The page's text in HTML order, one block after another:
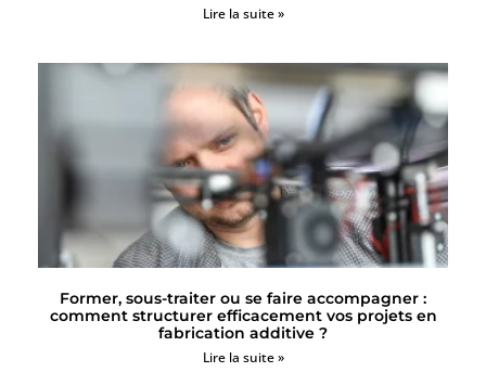
Lire la suite »
Former, sous-traiter ou se faire accompagner :
comment structurer efficacement vos projets en
fabrication additive ?
Lire la suite »